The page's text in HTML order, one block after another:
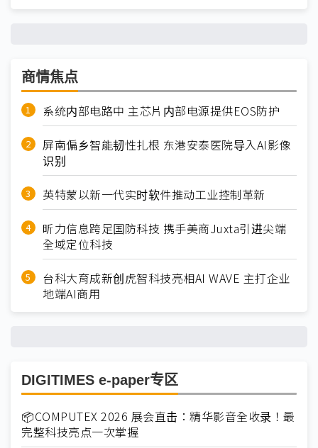
商情焦点
系统内部电路中 主芯片内部电源提供EOS防护
屏南偏乡智能韧性扎根 东港安泰医院导入AI影像
识别
英特蒙以新一代实时软件推动工业控制革新
昕力信息跨足国防科技 携手美商Juxta引进尖端
全域定位科技
台科大育成新创虎智科技亮相AI WAVE 主打企业
地端AI商用
DIGITIMES e-paper专区
📦COMPUTEX 2026 展会直击：精华影音全收录！最
完整科技亮点一次掌握